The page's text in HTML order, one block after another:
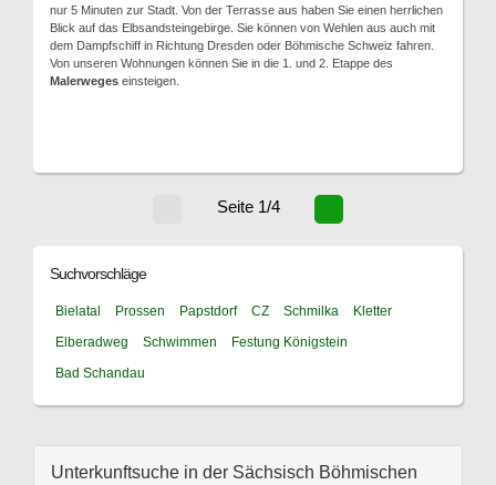
nur 5 Minuten zur Stadt. Von der Terrasse aus haben Sie einen herrlichen
Blick auf das Elbsandsteingebirge. Sie können von Wehlen aus auch mit
dem Dampfschiff in Richtung Dresden oder Böhmische Schweiz fahren.
Von unseren Wohnungen können Sie in die 1. und 2. Etappe des
Malerweges einsteigen.
Seite 1/4
Suchvorschläge
Bielatal Prossen Papstdorf CZ Schmilka
Kletter
Elberadweg
Schwimmen
Festung Königstein
Bad Schandau
Unterkunftsuche in der Sächsisch Böhmischen